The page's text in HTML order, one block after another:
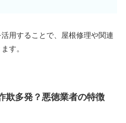
用することで、屋根修理や関連
す。
欺多発？悪徳業者の特徴